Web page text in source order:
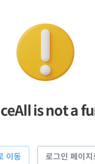
is not a
이동 로그인 페이